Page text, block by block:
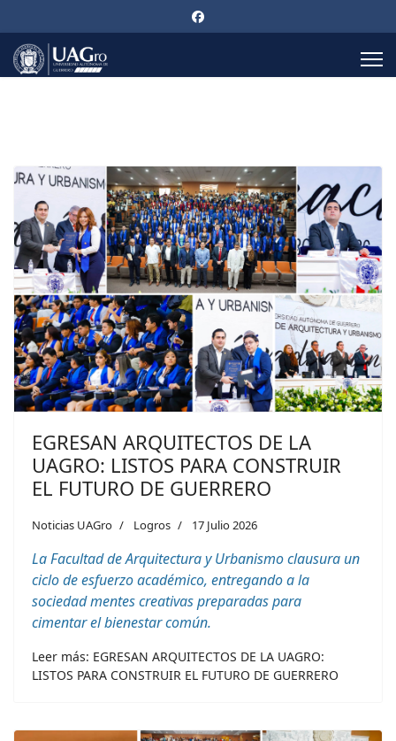
EGRESAN ARQUITECTOS DE LA
UAGRO: LISTOS PARA CONSTRUIR
EL FUTURO DE GUERRERO
Noticias UAGro Logros 17 Julio 2026
La Facultad de Arquitectura y Urbanismo clausura un
ciclo de esfuerzo académico, entregando a la
sociedad mentes creativas preparadas para
cimentarel bienestar común.
Leer más: EGRESAN ARQUITECTOS DE LA UAGRO:
LISTOS PARA CONSTRUIR EL FUTURO DE GUERRERO